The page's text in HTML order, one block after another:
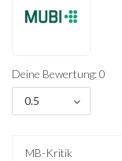
Deine Bewertung: 0
0.5
MB-Kritik